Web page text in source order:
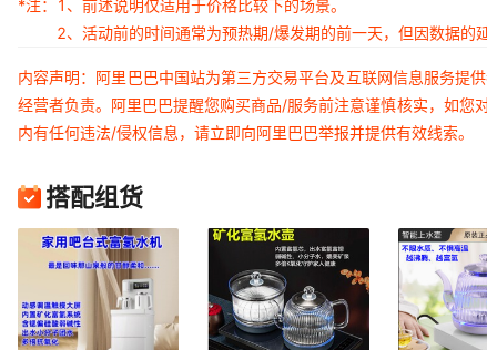
*注：
1、前述说明仅适用于价格比较下的场景。
2、活动前的时间通常为预热期/爆发期的前一天，但因数据
内容声明：阿里巴巴中国站为第三方交易平台及互联网信息服务提
经营者负责。阿里巴巴提醒您购买商品/服务前注意谨慎核实，如
内有任何违法/侵权信息，请立即向阿里巴巴举报并提供有效线索。
搭配组货